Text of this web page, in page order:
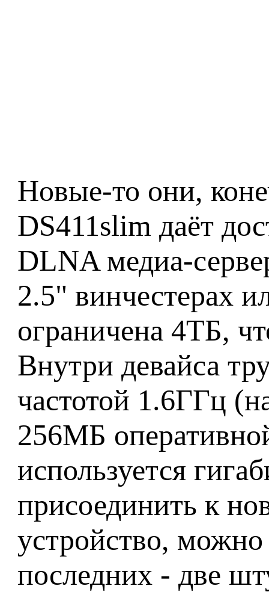
Новые-то они,
DS411slim даёт
DLNA медиа-
2.5" винчестерах
ограничена 4ТБ,
Внутри девайса
частотой 1.6ГГц
256МБ
используется
присоединить к
устройство,
последних - две